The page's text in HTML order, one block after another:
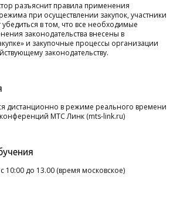
разъяснит правила применения
при осуществлении закупок, участники
в том, что все необходимые
законодательства внесены в
и закупочные процессы организации
законодательству.
дистанционно в режиме реального времени
МТС Линк (mts-link.ru)
10:00 до 13.00 (время московское)